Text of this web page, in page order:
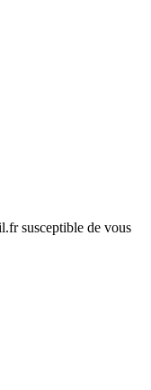
susceptible de vous